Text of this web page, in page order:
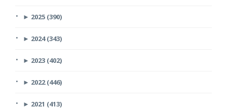
► 2025 (390)
► 2024 (343)
► 2023 (402)
► 2022 (446)
► 2021 (413)